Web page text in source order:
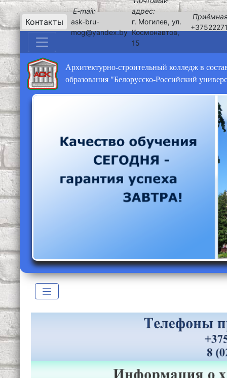
Контакты
E-mail:
ask-bru-
mog@yandex.by
адрес:
г. Могилев, ул.
Космонавтов,
15
Архитектурно-строительный колледж в
образования "Белорусско-Российский